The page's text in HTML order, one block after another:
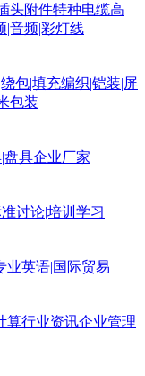
头附件特种电缆高
|音频|彩灯线
包|填充编织|铠装|屏
包装
盘具企业厂家
讨论|培训学习
业英语|国际贸易
算行业资讯企业管理